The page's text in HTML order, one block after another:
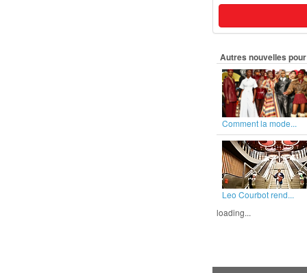
Autres nouvelles
Comment la mode...
Leo Courbot rend...
loading...